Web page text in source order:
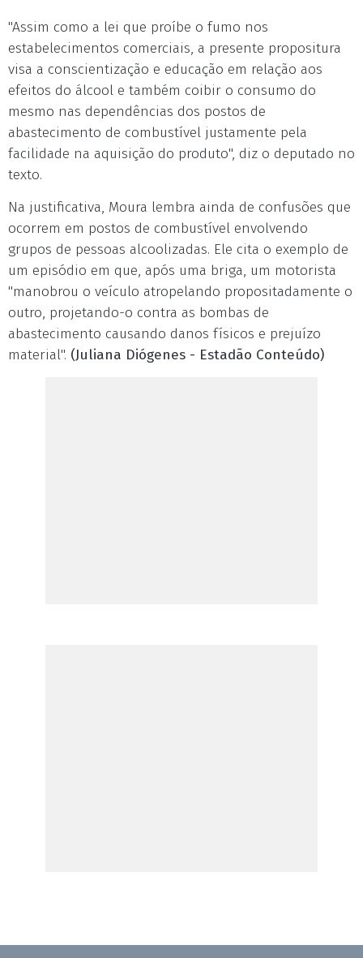
"Assim como a lei que proíbe o fumo nos
estabelecimentos comerciais, a presente propositura
visa a conscientização e educação em relação aos
efeitos do álcool e também coibir o consumo do
mesmo nas dependências dos postos de
abastecimento de combustível justamente pela
facilidade na aquisição do produto", diz o deputado no
texto.
Na justificativa, Moura lembra ainda de confusões que
ocorrem em postos de combustível envolvendo
grupos de pessoas alcoolizadas. Ele cita o exemplo de
um episódio em que, após uma briga, um motorista
"manobrou o veículo atropelando propositadamente o
outro, projetando-o contra as bombas de
abastecimento causando danos físicos e prejuízo
material". (Juliana Diógenes - Estadão Conteúdo)